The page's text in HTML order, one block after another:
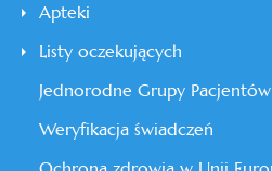
Apteki
Listy oczekujących
Jednorodne Grupy Pacjentów
Weryfikacja świadczeń